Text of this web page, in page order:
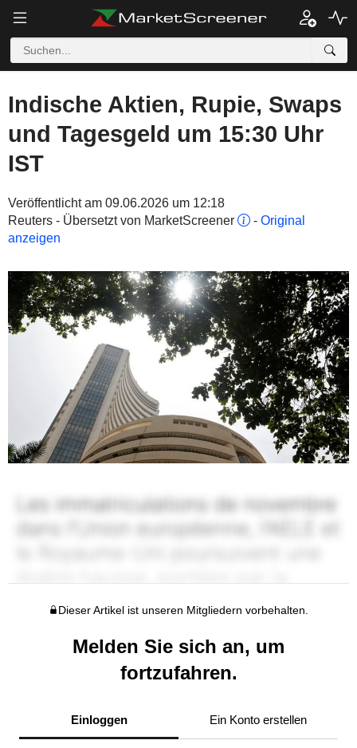
Indische Aktien, Rupie, Swaps
und Tagesgeld um 15:30 Uhr
IST
Veröffentlicht am 09.06.2026 um 12:18
Reuters - Übersetzt von MarketScreener
- Original
anzeigen
Dieser Artikel ist unseren Mitgliedern vorbehalten.
Melden Sie sich an, um
fortzufahren.
Einloggen Ein Konto erstellen